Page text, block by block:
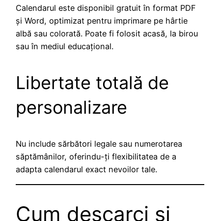
Calendarul este disponibil gratuit în format PDF
și Word, optimizat pentru imprimare pe hârtie
albă sau colorată. Poate fi folosit acasă, la birou
sau în mediul educațional.
Libertate totală de
personalizare
Nu include sărbători legale sau numerotarea
săptămânilor, oferindu-ți flexibilitatea de a
adapta calendarul exact nevoilor tale.
Cum descarci și